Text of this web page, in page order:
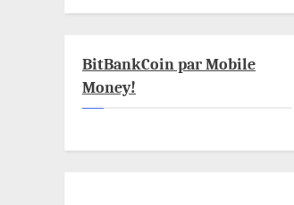
BitBankCoin par Mobile
Money!